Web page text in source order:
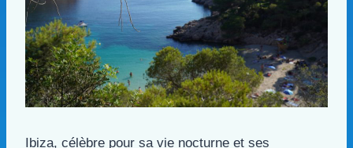
Ibiza, célèbre pour sa vie nocturne et ses